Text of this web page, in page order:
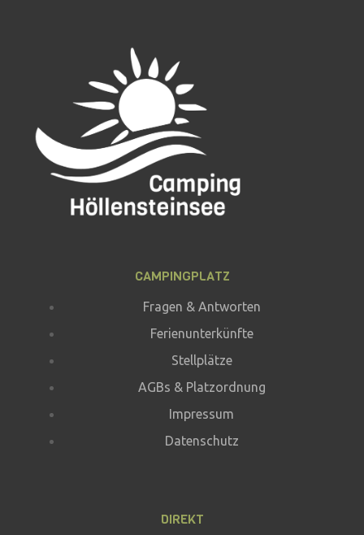
CAMPINGPLATZ
Fragen & Antworten
Ferienunterkünfte
Stellplätze
AGBs & Platzordnung
Impressum
Datenschutz
DIREKT